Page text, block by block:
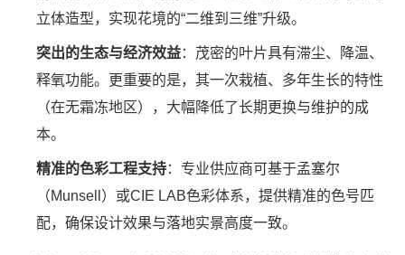
立体造型，实现花境的“二维到三维”升级。
突出的生态与经济效益：茂密的叶片具有滞尘、降温、
释氧功能。更重要的是，其一次栽植、多年生长的特性
（在无霜冻地区），大幅降低了长期更换与维护的成
本。
精准的色彩工程支持：专业供应商可基于孟塞尔
（Munsell）或CIE LAB色彩体系，提供精准的色号匹
配，确保设计效果与落地实景高度一致。